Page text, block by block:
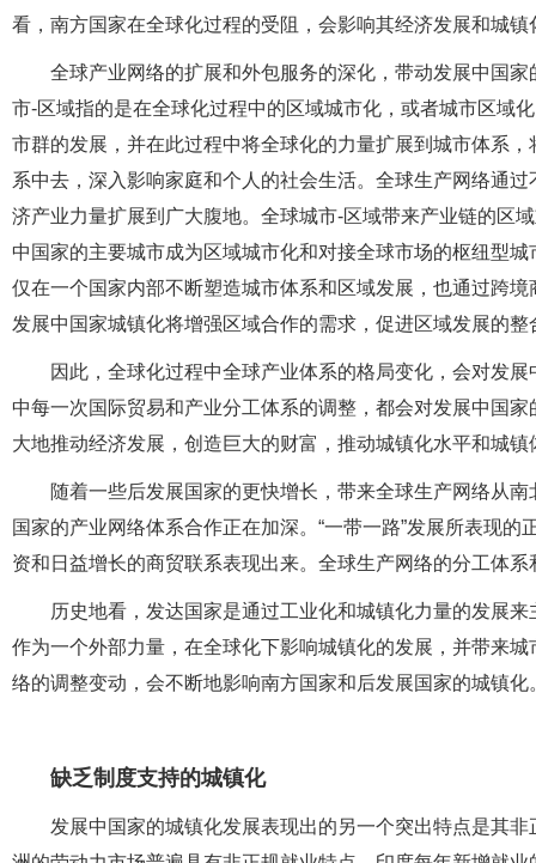
看，南方国家在全球化过程的受阻，会影响其经济发展和城
全球产业网络的扩展和外包服务的深化，带动发展中国
市-区域指的是在全球化过程中的区域城市化，或者城市区域
市群的发展，并在此过程中将全球化的力量扩展到城市体系
系中去，深入影响家庭和个人的社会生活。全球生产网络通
济产业力量扩展到广大腹地。全球城市-区域带来产业链的区
中国家的主要城市成为区域城市化和对接全球市场的枢纽型
仅在一个国家内部不断塑造城市体系和区域发展，也通过跨
发展中国家城镇化将增强区域合作的需求，促进区域发展的整
因此，全球化过程中全球产业体系的格局变化，会对发
中每一次国际贸易和产业分工体系的调整，都会对发展中国
大地推动经济发展，创造巨大的财富，推动城镇化水平和城镇
随着一些后发展国家的更快增长，带来全球生产网络从
国家的产业网络体系合作正在加深。“一带一路”发展所表现
资和日益增长的商贸联系表现出来。全球生产网络的分工体
历史地看，发达国家是通过工业化和城镇化力量的发展
作为一个外部力量，在全球化下影响城镇化的发展，并带来
络的调整变动，会不断地影响南方国家和后发展国家的城镇化
缺乏制度支持的城镇化
发展中国家的城镇化发展表现出的另一个突出特点是其